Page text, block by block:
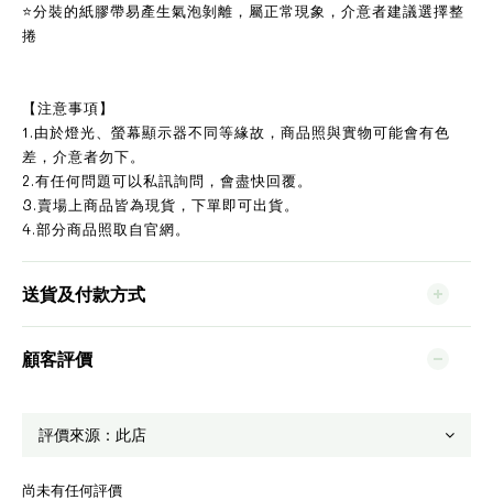
⭐分裝的紙膠帶易產生氣泡剝離，屬正常現象，介意者建議選擇整
捲
【注意事項】
1.由於燈光、螢幕顯示器不同等緣故，商品照與實物可能會有色
差，介意者勿下。
2.有任何問題可以私訊詢問，會盡快回覆。
3.賣場上商品皆為現貨，下單即可出貨。
4.部分商品照取自官網。
送貨及付款方式
顧客評價
尚未有任何評價